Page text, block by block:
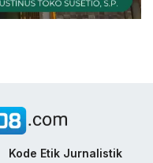
Kode Etik Jurnalistik